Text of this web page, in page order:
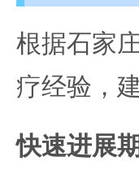
根据石家
疗经验，
快速进展期